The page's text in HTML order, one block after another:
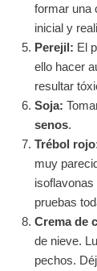
formar una
inicial y
Perejil: El
ello hacer
resultar
Soja:
senos.
Trébol
muy
pruebas
Crema de
de nieve.
pechos.